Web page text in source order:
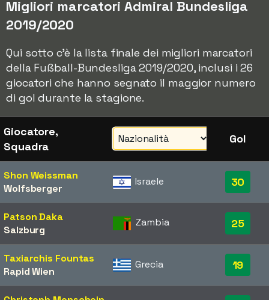
Migliori marcatori Admiral Bundesliga
2019/2020
Qui sotto c'è la lista finale dei migliori marcatori
della Fußball-Bundesliga 2019/2020, inclusi i 26
giocatori che hanno segnato il maggior numero
di gol durante la stagione.
Giocatore,
Squadra
Gol
Shon Weissman
Wolfsberger
Israele 30
Patson Daka
Salzburg
Zambia 25
Taxiarchis Fountas
Rapid Wien
Grecia 19